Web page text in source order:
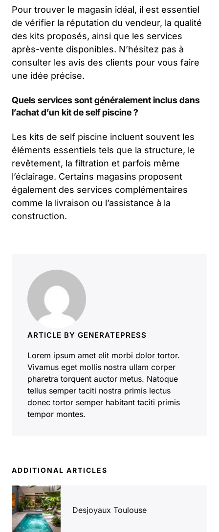
Pour trouver le magasin idéal, il est essentiel
de vérifier la réputation du vendeur, la qualité
des kits proposés, ainsi que les services
après-vente disponibles. N’hésitez pas à
consulter les avis des clients pour vous faire
une idée précise.
Quels services sont généralement inclus dans
l’achat d’un kit de self piscine ?
Les kits de self piscine incluent souvent les
éléments essentiels tels que la structure, le
revêtement, la filtration et parfois même
l’éclairage. Certains magasins proposent
également des services complémentaires
comme la livraison ou l’assistance à la
construction.
ARTICLE BY GENERATEPRESS
Lorem ipsum amet elit morbi dolor tortor.
Vivamus eget mollis nostra ullam corper
pharetra torquent auctor metus. Natoque
tellus semper taciti nostra primis lectus
donec tortor semper habitant taciti primis
tempor montes.
ADDITIONAL ARTICLES
Desjoyaux Toulouse